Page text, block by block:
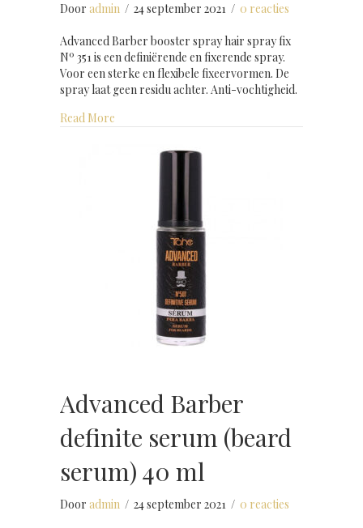
Door admin / 24 september 2021 / 0 reacties
Advanced Barber booster spray hair spray fix
Nº 351 is een definiërende en fixerende spray.
Voor een sterke en flexibele fixeervormen. De
spray laat geen residu achter. Anti-vochtigheid.
Read More
Advanced Barber
definite serum (beard
serum) 40 ml
Door admin / 24 september 2021 / 0 reacties